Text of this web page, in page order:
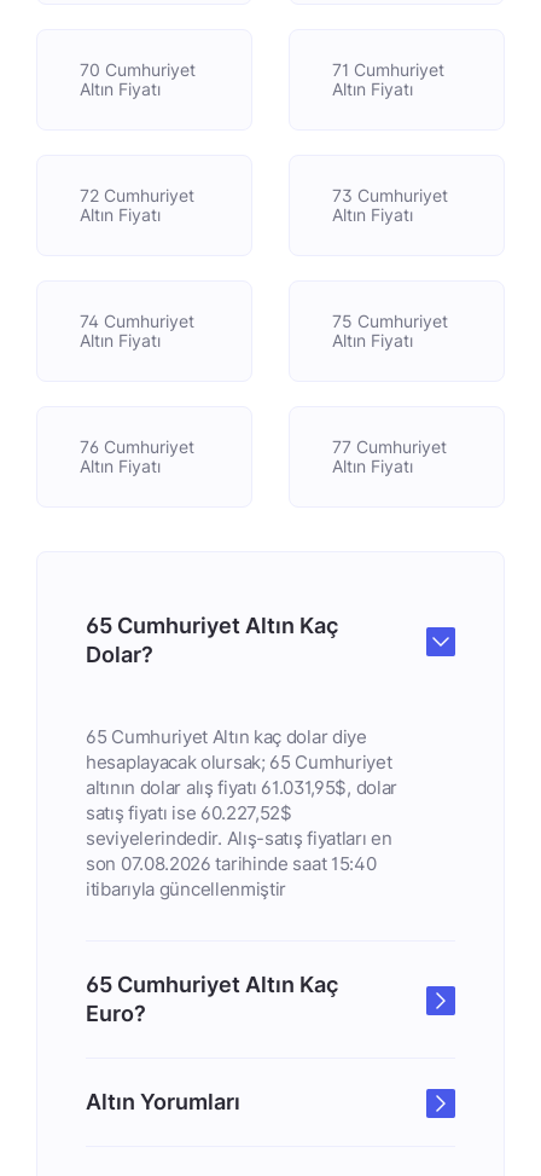
70 Cumhuriyet
Altın Fiyatı
71 Cumhuriyet
Altın Fiyatı
72 Cumhuriyet
Altın Fiyatı
73 Cumhuriyet
Altın Fiyatı
74 Cumhuriyet
Altın Fiyatı
75 Cumhuriyet
Altın Fiyatı
76 Cumhuriyet
Altın Fiyatı
77 Cumhuriyet
Altın Fiyatı
65 Cumhuriyet Altın Kaç
Dolar?
65 Cumhuriyet Altın kaç dolar diye
hesaplayacak olursak; 65 Cumhuriyet
altının dolar alış fiyatı 61.031,95$, dolar
satış fiyatı ise 60.227,52$
seviyelerindedir. Alış-satış fiyatları en
son 07.08.2026 tarihinde saat 15:40
itibarıyla güncellenmiştir
65 Cumhuriyet Altın Kaç
Euro?
Altın Yorumları